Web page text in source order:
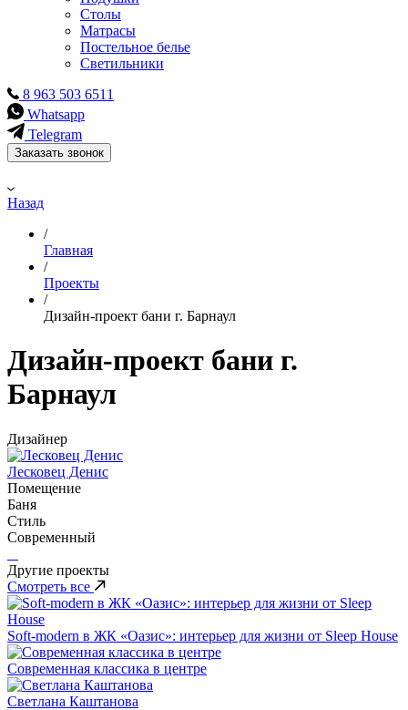
Столы
Матрасы
Постельное белье
Светильники
8 963 503 6511
Whatsapp
Telegram
Заказать звонок
Назад
/
Главная
/
Проекты
/
Дизайн-проект бани г. Барнаул
Дизайн-проект бани г.
Барнаул
Дизайнер
Лесковец Денис
Помещение
Баня
Стиль
Современный
Другие проекты
Смотреть все
Soft-modern в ЖК «Оазис»: интерьер для жизни от Sleep House
Современная классика в центре
Светлана Каштанова